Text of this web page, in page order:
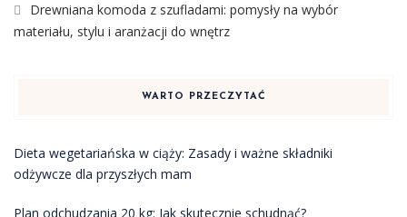
Drewniana komoda z szufladami: pomysły na wybór
materiału, stylu i aranżacji do wnętrz
WARTO PRZECZYTAĆ
Dieta wegetariańska w ciąży: Zasady i ważne składniki
odżywcze dla przyszłych mam
Plan odchudzania 20 kg: Jak skutecznie schudnąć?